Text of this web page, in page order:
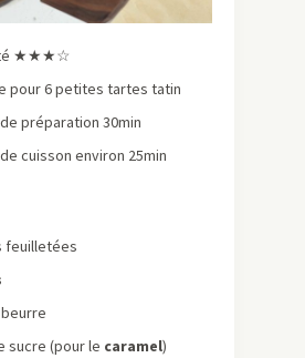
★★★☆
pour 6 petites tartes tatin
préparation 30min
cuisson environ 25min
feuilletées
sucre (pour le caramel)